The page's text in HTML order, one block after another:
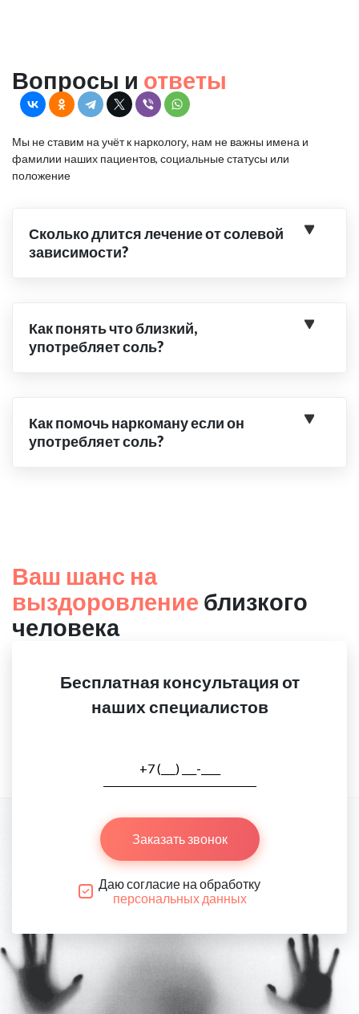
Вопросы и ответы
Мы не ставим на учёт к наркологу, нам не важны имена и
фамилии наших пациентов, социальные статусы или
положение
Сколько длится лечение от солевой
зависимости?
Как понять что близкий,
употребляет соль?
Как помочь наркоману если он
употребляет соль?
Ваш шанс на
выздоровление близкого
человека
Бесплатная консультация от
наших специалистов
Заказать звонок
Даю согласие на обработку
персональных данных